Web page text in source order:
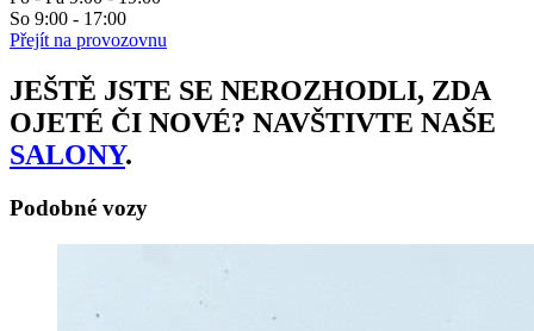
So 9:00 - 17:00
Přejít na provozovnu
JEŠTĚ JSTE SE NEROZHODLI, ZDA
OJETÉ ČI NOVÉ? NAVŠTIVTE NAŠE
SALONY.
Podobné vozy